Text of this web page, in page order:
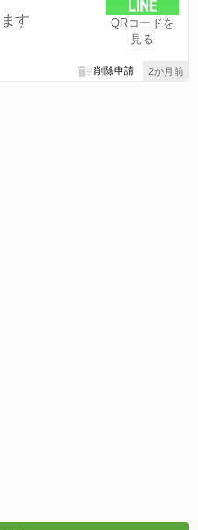
QRコードを
見る
す
2か月前
削除申請